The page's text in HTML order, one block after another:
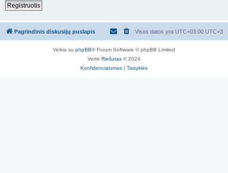
Registruotis
Pagrindinis diskusijų puslapis Visos datos yra UTC+03:00 UTC+3
Veikia su phpBB® Forum Software © phpBB Limited
Vertė Riešutas © 2024
Konfidencialumas | Taisyklės